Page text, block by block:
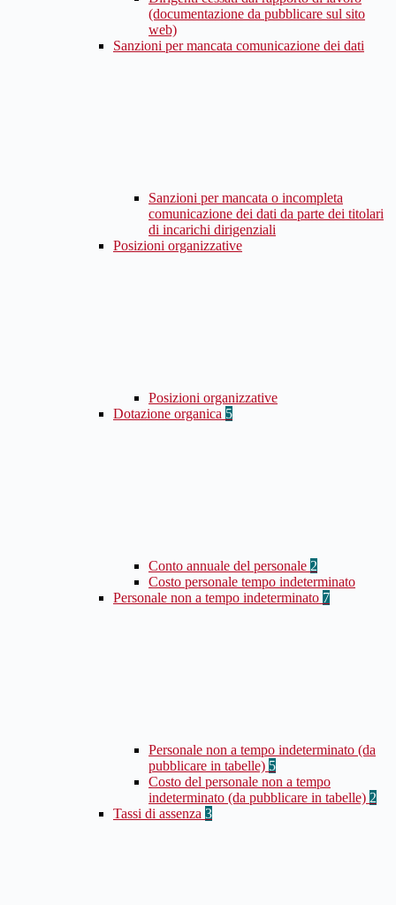
(documentazione da pubblicare sul sito
web)
Sanzioni per mancata comunicazione dei dati
Sanzioni per mancata o incompleta
comunicazione dei dati da parte dei titolari
di incarichi dirigenziali
Posizioni organizzative
Posizioni organizzative
Dotazione organica 5
Conto annuale del personale 2
Costo personale tempo indeterminato
Personale non a tempo indeterminato 7
Personale non a tempo indeterminato (da
pubblicare in tabelle) 5
Costo del personale non a tempo
indeterminato (da pubblicare in tabelle) 2
Tassi di assenza 3